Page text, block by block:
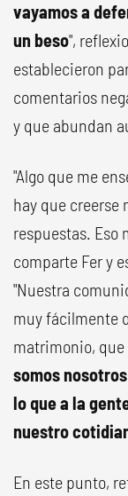
vayamos a
un beso",
establecieron
comentarios
y que abundan
"Algo que me
hay que creerse
respuestas. Eso
comparte Fer y
"Nuestra
muy fácilmente
matrimonio,
somos
lo que a la
nuestro
En este punto,